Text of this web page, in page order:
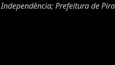
Prefeitura de